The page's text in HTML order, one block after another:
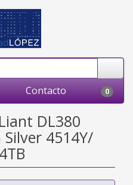
Contacto 0
DL380
4514Y/